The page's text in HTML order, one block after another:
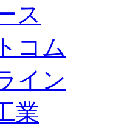
ス
コム
イン
業